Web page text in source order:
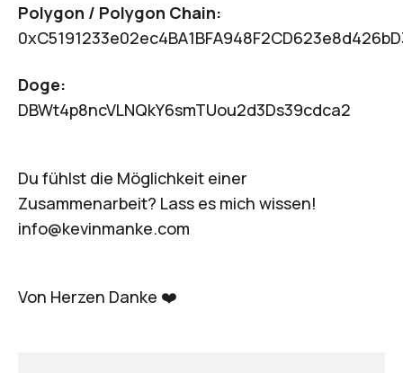
Polygon / Polygon Chain:
Doge:
DBWt4p8ncVLNQkY6smTUou2d3Ds39cdca2
Du fühlst die Möglichkeit einer
Zusammenarbeit? Lass es mich wissen!
info@kevinmanke.com
Von Herzen Danke ❤️